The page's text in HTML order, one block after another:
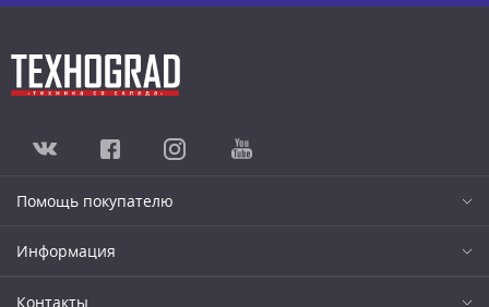
Помощь покупателю
Информация
Контакты